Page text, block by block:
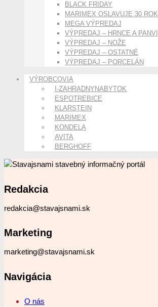
BLACK FRIDAY
MARIMEX OSLAVUJE 30
MEGA VÝPREDAJ
VÝPREDAJ – HRNCE A
VÝPREDAJ – NOŽE
VÝPREDAJ – OSTATNÉ
VÝPREDAJ – PORCELÁN
VÝROBCOVIA
I-ZAHRADNYNABYTOK
ESPOTREBICE
KLARSTEIN
MARIMEX
KONDELA
AVITA
BERGHOFF
Redakcia
redakcia@stavajsnami.sk
Marketing
marketing@stavajsnami.sk
Navigácia
O nás